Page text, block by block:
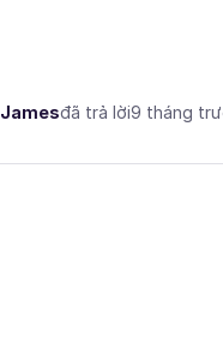
Jamesđã trả lời9 tháng